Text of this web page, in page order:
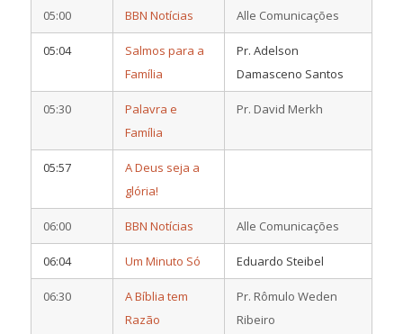
05:00 BBN Notícias Alle Comunicações
05:04
Salmos para a
Família
Pr. Adelson
Damasceno Santos
05:30
Palavra e
Família
Pr. David Merkh
05:57
A Deus seja a
glória!
06:00 BBN Notícias Alle Comunicações
06:04 Um Minuto Só Eduardo Steibel
06:30
A Bíblia tem
Razão
Pr. Rômulo Weden
Ribeiro